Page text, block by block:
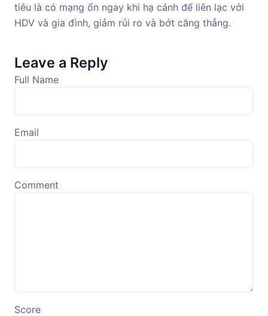
tiêu là có mạng ổn ngay khi hạ cánh để liên lạc với
HDV và gia đình, giảm rủi ro và bớt căng thẳng.
Leave a Reply
Full Name
Email
Comment
Score